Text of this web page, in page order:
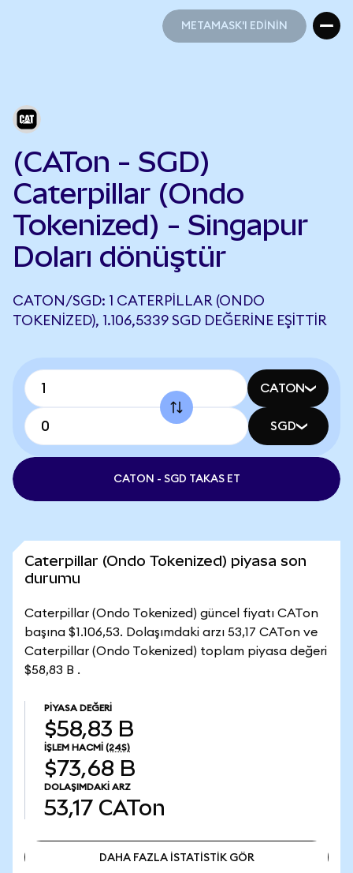
METAMASK'I EDİNİN
(CATon - SGD)
Caterpillar (Ondo
Tokenized) - Singapur
Doları dönüştür
CATON/SGD: 1 CATERPILLAR (ONDO
TOKENIZED), 1.106,5339 SGD DEĞERINE EŞITTIR
CATON
SGD
CATON - SGD TAKAS ET
Caterpillar (Ondo Tokenized) piyasa son
durumu
Caterpillar (Ondo Tokenized) güncel fiyatı CATon
başına $1.106,53. Dolaşımdaki arzı 53,17 CATon ve
Caterpillar (Ondo Tokenized) toplam piyasa değeri
$58,83 B .
PIYASA DEĞERI
$58,83 B
İŞLEM HACMI (24S)
$73,68 B
DOLAŞIMDAKI ARZ
53,17 CATon
DAHA FAZLA İSTATİSTİK GÖR